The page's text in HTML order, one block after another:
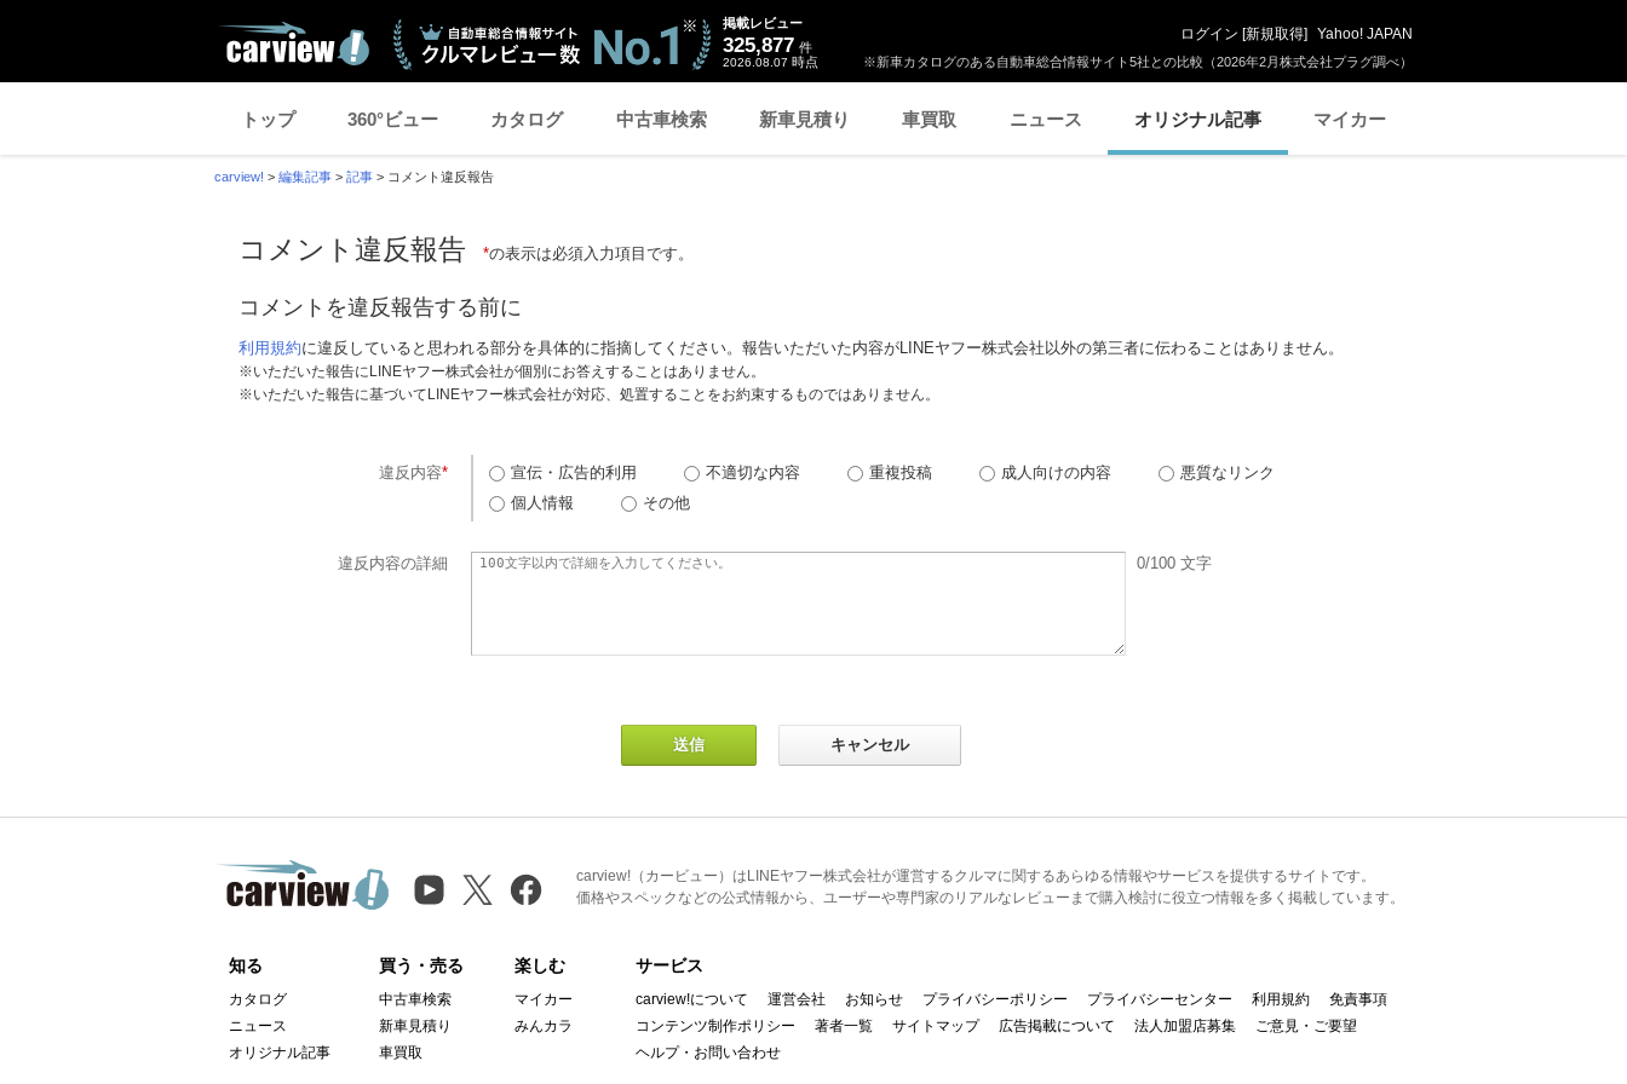
※新車カタログのある自動車総合情報サイト5社との比較（2026年2月株式会社プラグ調べ）
掲載レビュー
325,877 件
2026.08.07 時点
ログイン [新規取得] Yahoo! JAPAN
トップ 360°ビュー カタログ 中古車検索 新車見積り 車買取 ニュース オリジナル記事 マイカー
carview! > 編集記事 > 記事 > コメント違反報告
コメント違反報告 *の表示は必須入力項目です。
コメントを違反報告する前に
利用規約に違反していると思われる部分を具体的に指摘してください。報告いただいた内容がLINEヤフー株式会社以外の第三者に伝わることはありません。
※いただいた報告にLINEヤフー株式会社が個別にお答えすることはありません。
※いただいた報告に基づいてLINEヤフー株式会社が対応、処置することをお約束するものではありません。
違反内容* 宣伝・広告的利用 不適切な内容 重複投稿 成人向けの内容
悪質なリンク
個人情報
その他
違反内容の詳細 0/100 文字
carview!（カービュー）はLINEヤフー株式会社が運営するクルマに関するあらゆる情報やサービスを提供するサイトです。
価格やスペックなどの公式情報から、ユーザーや専門家のリアルなレビューまで購入検討に役立つ情報を多く掲載しています。
知る
カタログ
ニュース
オリジナル記事
買う・売る
中古車検索
新車見積り
車買取
楽しむ
マイカー
みんカラ
サービス
carview!について 運営会社 お知らせ プライバシーポリシー プライバシーセンター 利用規約
免責事項
コンテンツ制作ポリシー
著者一覧 サイトマップ 広告掲載について 法人加盟店募集
ご意見・ご要望
ヘルプ・お問い合わせ